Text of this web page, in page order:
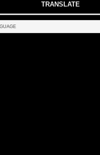
TRANSLATE